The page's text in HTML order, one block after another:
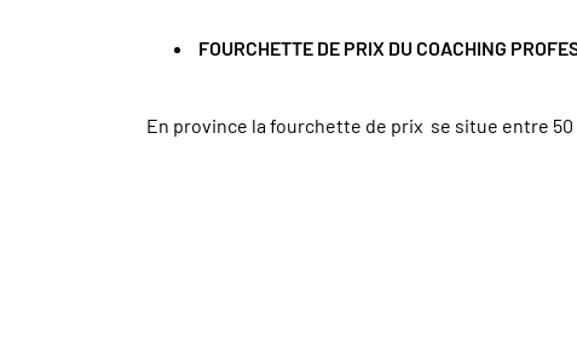
FOURCHETTE DE PRIX DU COACHING
En province la fourchette de prix se situe entre 50